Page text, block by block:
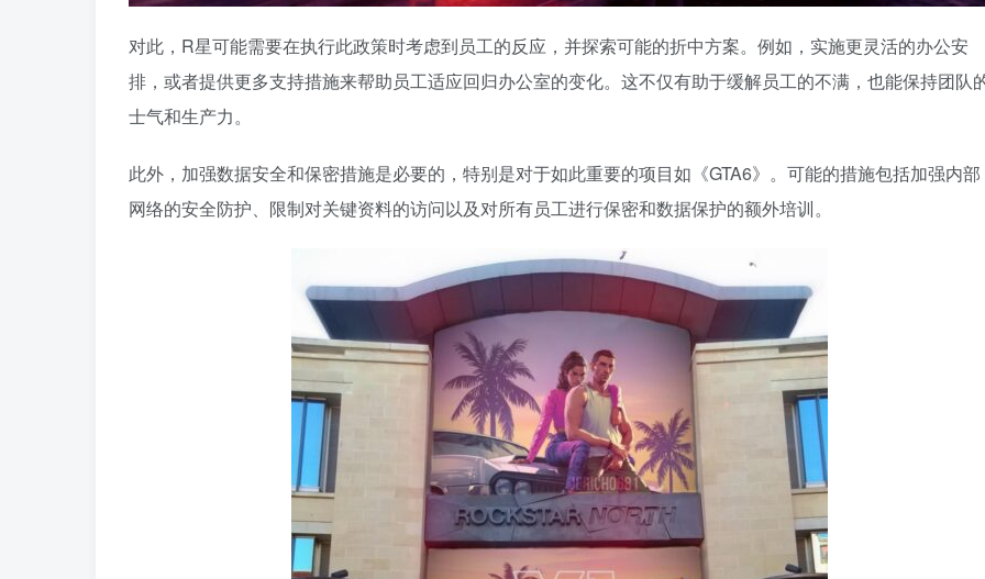
对此，R星可能需要在执行此政策时考虑到员工的反应，并探索可能的折中方案。例如，实施更灵活的办公安
排，或者提供更多支持措施来帮助员工适应回归办公室的变化。这不仅有助于缓解员工的不满，也能保持团队
士气和生产力。
此外，加强数据安全和保密措施是必要的，特别是对于如此重要的项目如《GTA6》。可能的措施包括加强内部
网络的安全防护、限制对关键资料的访问以及对所有员工进行保密和数据保护的额外培训。